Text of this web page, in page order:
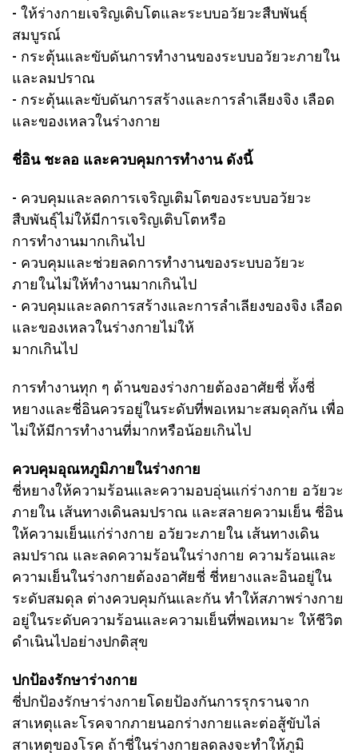
- ให้ร่างกายเจริญเติบโตและระบบอวัยวะสืบพันธุ์
สมบูรณ์
- กระตุ้นและขับดันการทำงานของระบบอวัยวะภายใน
และลมปราณ
- กระตุ้นและขับดันการสร้างและการลำเลียงจิง เลือด
และของเหลวในร่างกาย
ชี่อิน ชะลอ และควบคุมการทำงาน ดังนี้
- ควบคุมและลดการเจริญเติมโตของระบบอวัยวะ
สืบพันธุ์ไม่ให้มีการเจริญเติบโตหรือ
การทำงานมากเกินไป
- ควบคุมและช่วยลดการทำงานของระบบอวัยวะ
ภายในไม่ให้ทำงานมากเกินไป
- ควบคุมและลดการสร้างและการลำเลียงของจิง เลือด
และของเหลวในร่างกายไม่ให้
มากเกินไป
การทำงานทุก ๆ ด้านของร่างกายต้องอาศัยชี่ ทั้งชี่
หยางและชี่อินควรอยู่ในระดับที่พอเหมาะสมดุลกัน เพื่อ
ไม่ให้มีการทำงานที่มากหรือน้อยเกินไป
ควบคุมอุณหภูมิภายในร่างกาย
ชี่หยางให้ความร้อนและความอบอุ่นแก่ร่างกาย อวัยวะ
ภายใน เส้นทางเดินลมปราณ และสลายความเย็น ชี่อิน
ให้ความเย็นแก่ร่างกาย อวัยวะภายใน เส้นทางเดิน
ลมปราณ และลดความร้อนในร่างกาย ความร้อนและ
ความเย็นในร่างกายต้องอาศัยชี่ ชี่หยางและอินอยู่ใน
ระดับสมดุล ต่างควบคุมกันและกัน ทำให้สภาพร่างกาย
อยู่ในระดับความร้อนและความเย็นที่พอเหมาะ ให้ชีวิต
ดำเนินไปอย่างปกติสุข
ปกป้องรักษาร่างกาย
ชี่ปกป้องรักษาร่างกายโดยป้องกันการรุกรานจาก
สาเหตุและโรคจากภายนอกร่างกายและต่อสู้ขับไล่
สาเหตุของโรค ถ้าชี่ในร่างกายลดลงจะทำให้ภูมิ